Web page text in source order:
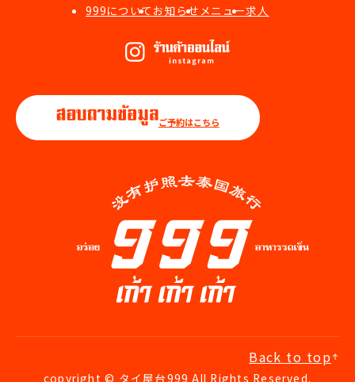
999について お知らせメニュー求人
ご予約はこちら
copyright © タイ屋台999 All Rights Reserved.
Back to top